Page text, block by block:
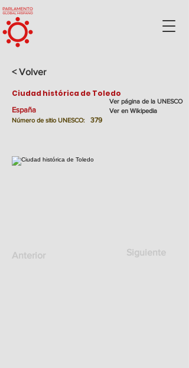
< Volver
Ciudad histórica de Toledo
España
Número de sitio UNESCO: 379
Ver página de la UNESCO
Ver en Wikipedia
Anterior Siguiente